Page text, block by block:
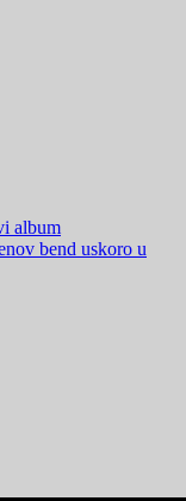
album
bend uskoro u